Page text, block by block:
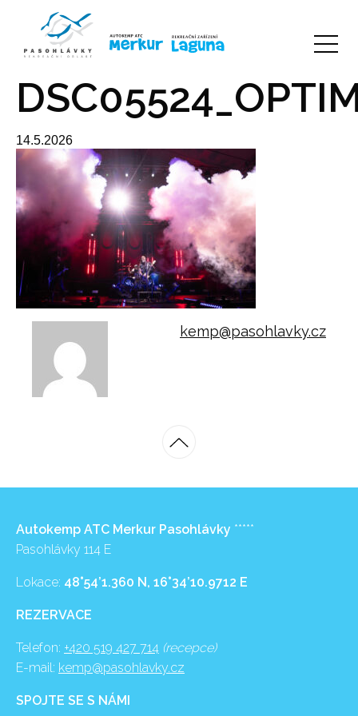
14.5.2026
kemp@pasohlavky.cz
Autokemp ATC Merkur Pasohlávky *****
Pasohlávky 114 E
Lokace: 48°54’1.360 N, 16°34’10.9712 E
REZERVACE
Telefon: +420 519 427 714 (recepce)
E-mail: kemp@pasohlavky.cz
SPOJTE SE S NÁMI